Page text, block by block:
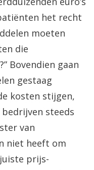
het recht
moeten
die
Bovendien gaan
gestaag
kosten stijgen,
steeds
van
niet heeft om
prijs-